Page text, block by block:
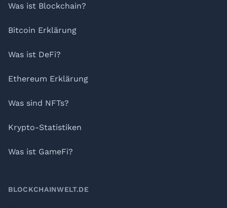
Was ist Blockchain?
Bitcoin Erklärung
Was ist DeFi?
Ethereum Erklärung
Was sind NFTs?
Krypto-Statistiken
Was ist GameFi?
BLOCKCHAINWELT.DE